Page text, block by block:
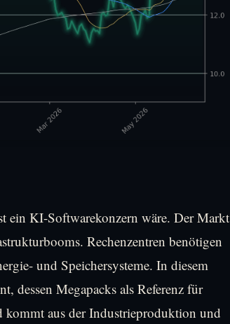
ein KI-Softwarekonzern wäre. Der Markt
Rechenzentren benötigen
und Speichersysteme. In diesem
dessen Megapacks als Referenz für
kommt aus der Industrieproduktion und